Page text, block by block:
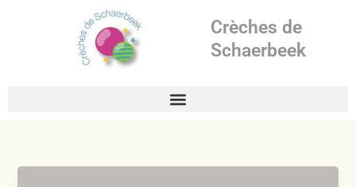
Crèches de
Schaerbeek